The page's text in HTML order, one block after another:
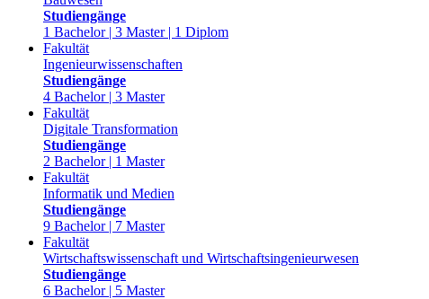
Studiengänge
1 Bachelor | 3 Master | 1 Diplom
Fakultät
Ingenieurwissenschaften
Studiengänge
4 Bachelor | 3 Master
Fakultät
Digitale Transformation
Studiengänge
2 Bachelor | 1 Master
Fakultät
Informatik und Medien
Studiengänge
9 Bachelor | 7 Master
Fakultät
Wirtschaftswissenschaft und Wirtschaftsingenieurwesen
Studiengänge
6 Bachelor | 5 Master